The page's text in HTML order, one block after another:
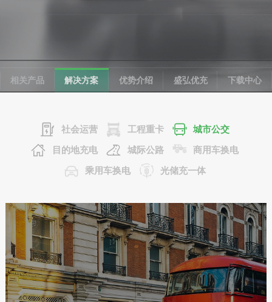
相关产品 解决方案 优势介绍 盛弘优充 下载中心
社会运营 工程重卡
城市公交
目的地充电
城际公路
商用车换电
乘用车换电
光储充一体
City Bus Solution
城市公交